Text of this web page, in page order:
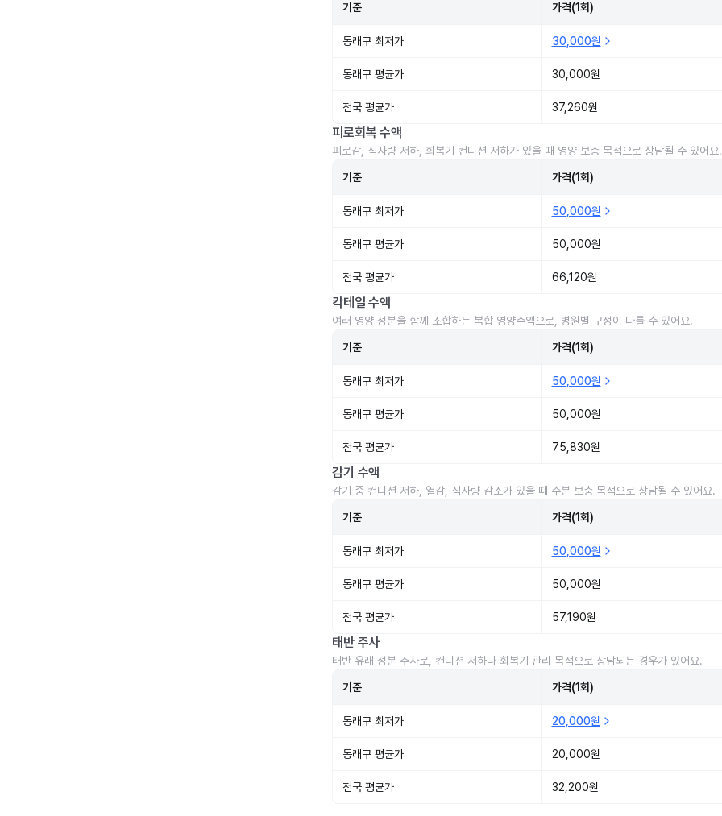
기준 가격(1회)
동래구 최저가 30,000원
동래구 평균가 30,000원
전국 평균가 37,260원
피로회복 수액
피로감, 식사량 저하, 회복기 컨디션 저하가 있을 때 영양 보충 목적으로 상담될 수 있어요.
기준 가격(1회)
동래구 최저가 50,000원
동래구 평균가 50,000원
전국 평균가 66,120원
칵테일 수액
여러 영양 성분을 함께 조합하는 복합 영양수액으로, 병원별 구성이 다를 수 있어요.
기준 가격(1회)
동래구 최저가 50,000원
동래구 평균가 50,000원
전국 평균가 75,830원
감기 수액
감기 중 컨디션 저하, 열감, 식사량 감소가 있을 때 수분 보충 목적으로 상담될 수 있어요.
기준 가격(1회)
동래구 최저가 50,000원
동래구 평균가 50,000원
전국 평균가 57,190원
태반 주사
태반 유래 성분 주사로, 컨디션 저하나 회복기 관리 목적으로 상담되는 경우가 있어요.
기준 가격(1회)
동래구 최저가 20,000원
동래구 평균가 20,000원
전국 평균가 32,200원